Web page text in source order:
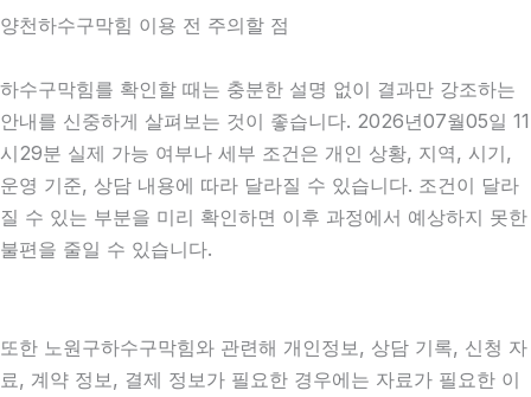
양천하수구막힘 이용 전 주의할 점
하수구막힘를 확인할 때는 충분한 설명 없이 결과만 강조하는
안내를 신중하게 살펴보는 것이 좋습니다. 2026년07월05일 11
시29분 실제 가능 여부나 세부 조건은 개인 상황, 지역, 시기,
운영 기준, 상담 내용에 따라 달라질 수 있습니다. 조건이 달라
질 수 있는 부분을 미리 확인하면 이후 과정에서 예상하지 못한
불편을 줄일 수 있습니다.
또한 노원구하수구막힘와 관련해 개인정보, 상담 기록, 신청 자
료, 계약 정보, 결제 정보가 필요한 경우에는 자료가 필요한 이